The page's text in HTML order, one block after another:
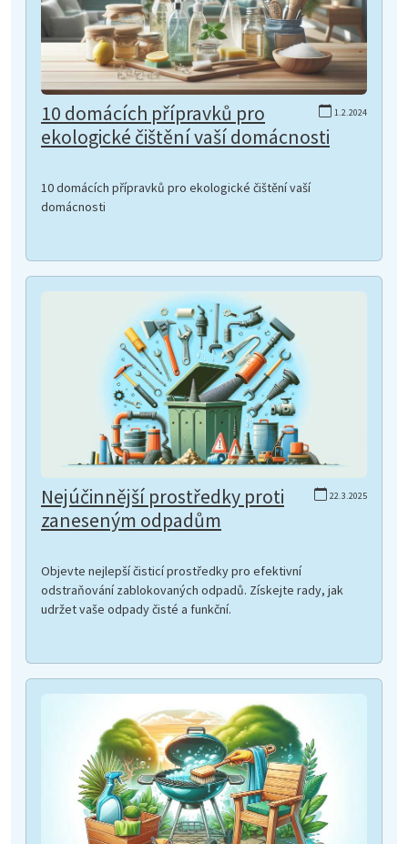
1.2.2024
10 domácích přípravků pro
ekologické čištění vaší domácnosti
10 domácích přípravků pro ekologické čištění vaší
domácnosti
22.3.2025
Nejúčinnější prostředky proti
zaneseným odpadům
Objevte nejlepší čisticí prostředky pro efektivní
odstraňování zablokovaných odpadů. Získejte rady, jak
udržet vaše odpady čisté a funkční.